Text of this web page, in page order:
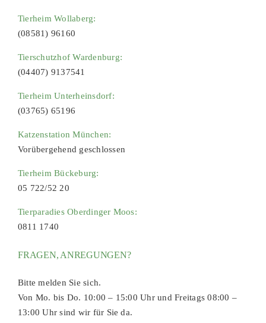
Tierheim Wollaberg:
(08581) 96160
Tierschutzhof Wardenburg:
(04407) 9137541
Tierheim Unterheinsdorf:
(03765) 65196
Katzenstation München:
Vorübergehend geschlossen
Tierheim Bückeburg:
05 722/52 20
Tierparadies Oberdinger Moos:
0811 1740
FRAGEN, ANREGUNGEN?
Bitte melden Sie sich.
Von Mo. bis Do. 10:00 – 15:00 Uhr und Freitags 08:00 –
13:00 Uhr sind wir für Sie da.